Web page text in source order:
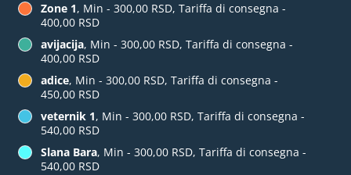
Zone 1, Min - 300,00 RSD, Tariffa di consegna -
400,00 RSD
avijacija, Min - 300,00 RSD, Tariffa di consegna -
400,00 RSD
adice, Min - 300,00 RSD, Tariffa di consegna -
450,00 RSD
veternik 1, Min - 300,00 RSD, Tariffa di consegna -
540,00 RSD
Slana Bara, Min - 300,00 RSD, Tariffa di consegna -
540,00 RSD